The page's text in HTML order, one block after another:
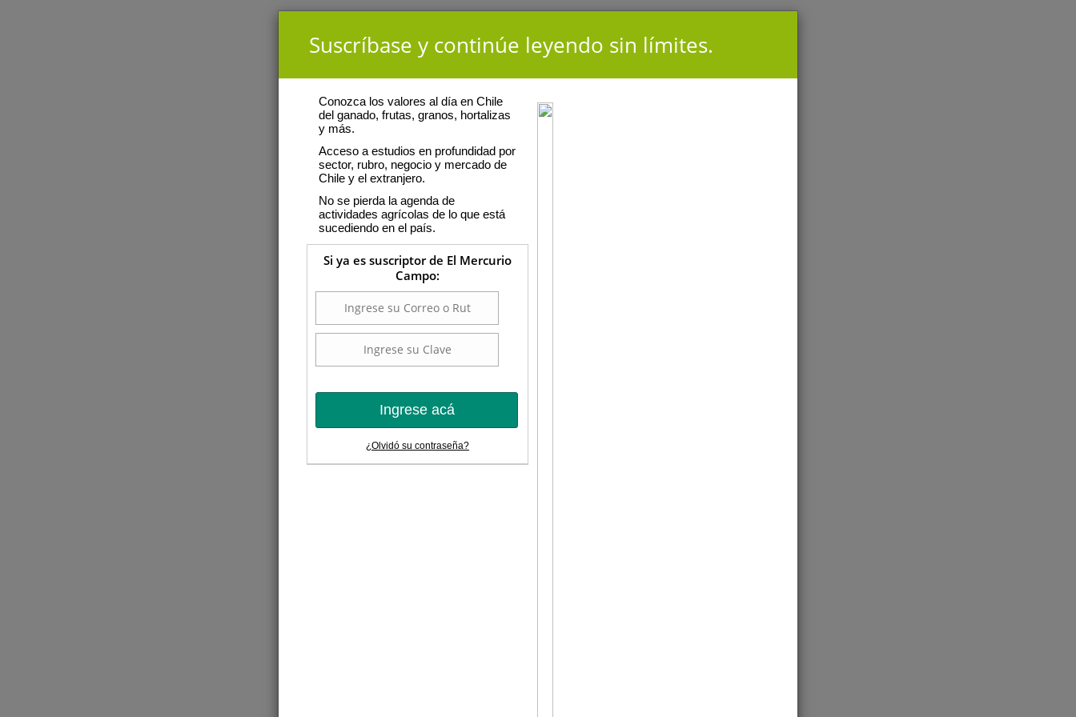
Suscríbase y continúe leyendo sin límites.
Conozca los valores al día en Chile
del ganado, frutas, granos, hortalizas
y más.
Acceso a estudios en profundidad por
sector, rubro, negocio y mercado de
Chile y el extranjero.
No se pierda la agenda de
actividades agrícolas de lo que está
sucediendo en el país.
Si ya es suscriptor de El Mercurio
Campo:
Ingrese acá
¿Olvidó su contraseña?